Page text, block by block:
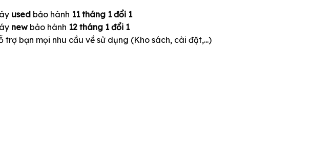
used bảo hành 11 tháng 1 đổi 1
new bảo hành 12 tháng 1 đổi 1
trợ bạn mọi nhu cầu về sử dụng (Kho sách, cài đặt,...)